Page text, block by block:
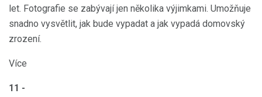
let. Fotografie se zabývají jen několika výjimkami. Umožňuje
snadno vysvětlit, jak bude vypadat a jak vypadá domovský
zrození.
Více
11 -